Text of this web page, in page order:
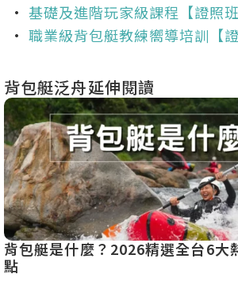
• 基礎及進階玩家級課程【證照班
• 職業級背包艇教練嚮導培訓【證
背包艇泛舟延伸閱讀
背包艇是什麼？2026精選全台6大
點